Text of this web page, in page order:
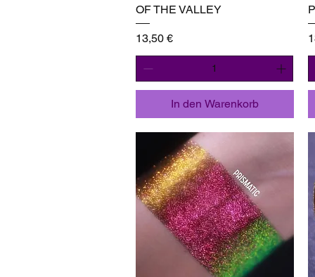
OF THE VALLEY
Preis
13,50 €
In den Warenkorb